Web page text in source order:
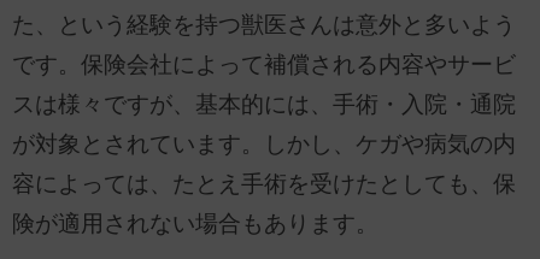
た、という経験を持つ獣医さんは意外と多いよう
です。保険会社によって補償される内容やサービ
スは様々ですが、基本的には、手術・入院・通院
が対象とされています。しかし、ケガや病気の内
容によっては、たとえ手術を受けたとしても、保
険が適用されない場合もあります。